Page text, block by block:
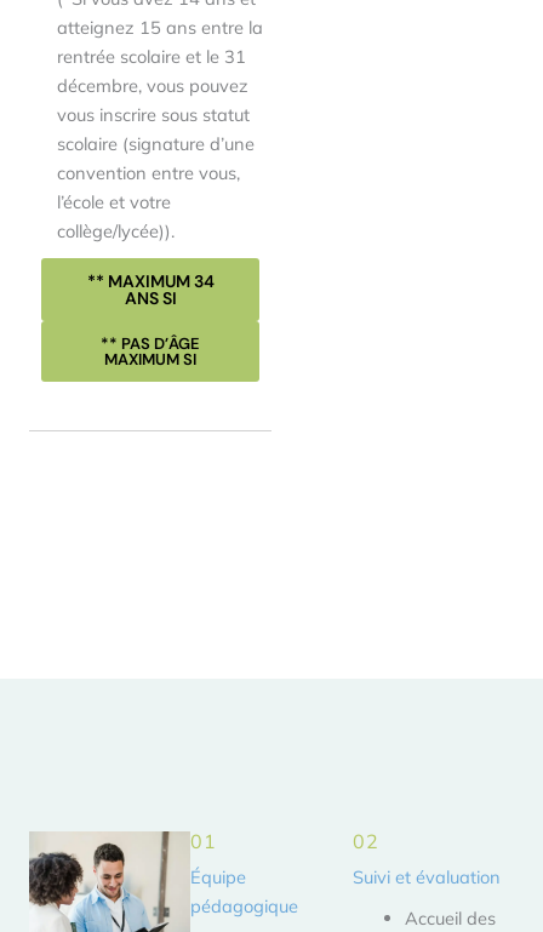
atteignez 15 ans entre la
rentrée scolaire et le 31
décembre, vous pouvez
vous inscrire sous statut
scolaire (signature d’une
convention entre vous,
l’école et votre
collège/lycée)).
** MAXIMUM 34
ANS SI
** PAS D’ÂGE
MAXIMUM SI
01
Équipe
pédagogique
02
Suivi et évaluation
Accueil des